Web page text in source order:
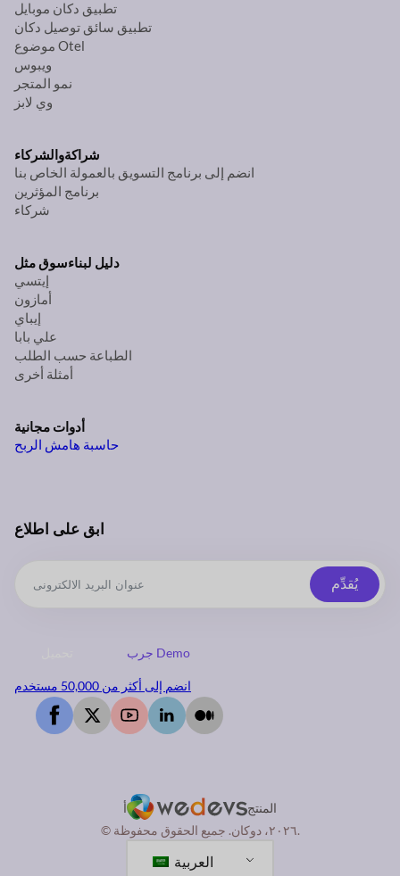
تطبيق دكان موبايل
تطبيق سائق توصيل دكان
موضوع Otel
ويبوس
نمو المتجر
وي لابز
شراكةوالشركاء
انضم إلى برنامج التسويق بالعمولة الخاص بنا
برنامج المؤثرين
شركاء
دليل لبناءسوق مثل
إيتسي
أمازون
إيباي
علي بابا
الطباعة حسب الطلب
أمثلة أخرى
أدوات مجانية
حاسبة هامش الربح
ابق على اطلاع
يُقدِّم
جرب Demo
انضم إلى أكثر من 50,000 مستخدم
أ
المنتج
© ٢٠٢٦، دوكان. جميع الحقوق محفوظة.
العربية